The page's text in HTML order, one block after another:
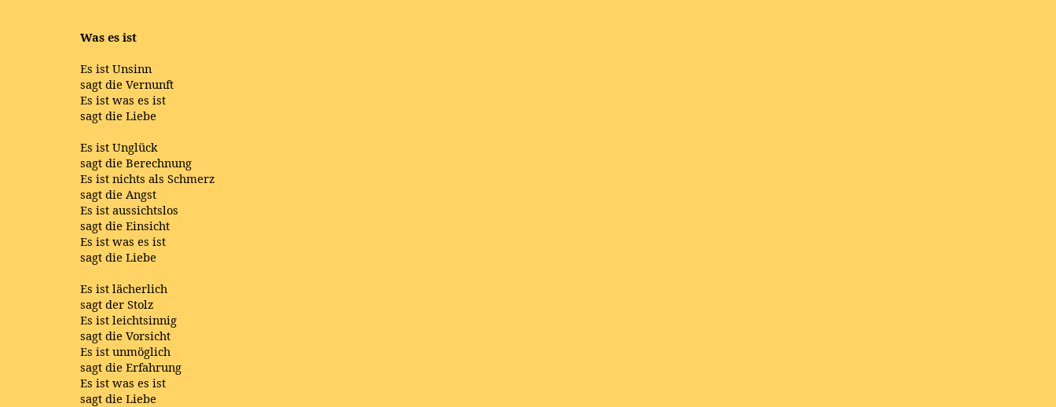
Was es ist
Es ist Unsinn
sagt die Vernunft
Es ist was es ist
sagt die Liebe
Es ist Unglück
sagt die Berechnung
Es ist nichts als Schmerz
sagt die Angst
Es ist aussichtslos
sagt die Einsicht
Es ist was es ist
sagt die Liebe
Es ist lächerlich
sagt der Stolz
Es ist leichtsinnig
sagt die Vorsicht
Es ist unmöglich
sagt die Erfahrung
Es ist was es ist
sagt die Liebe